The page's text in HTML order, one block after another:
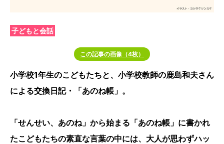
子どもと会話
この記事の画像（4枚）
小学校1年生のこどもたちと、小学校教師の鹿島和夫さん
による交換日記・「あのね帳」。
「せんせい、あのね」から始まる「あのね帳」に書かれ
たこどもたちの素直な言葉の中には、大人が思わずハッ